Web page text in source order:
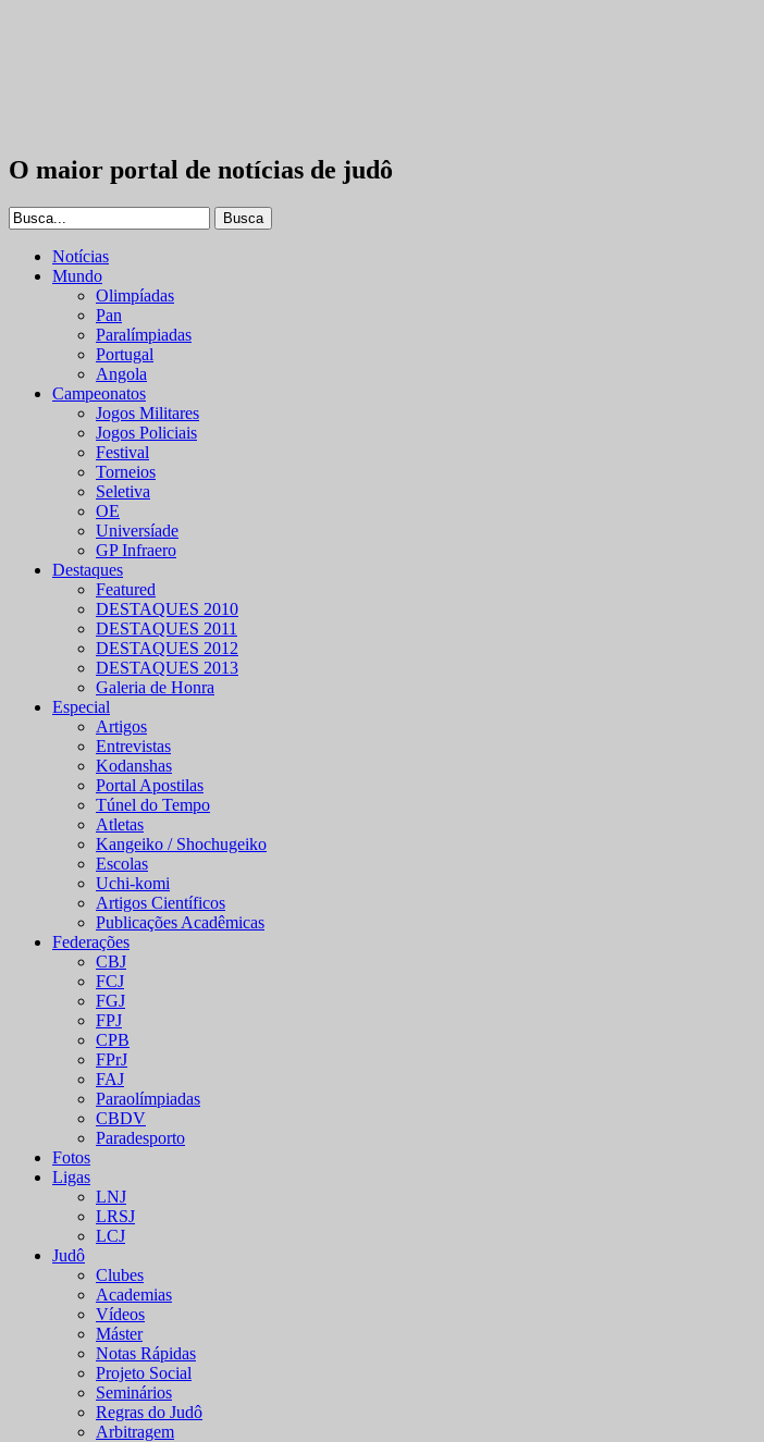
O maior portal de notícias de judô
Notícias
Mundo
Olimpíadas
Pan
Paralímpiadas
Portugal
Angola
Campeonatos
Jogos Militares
Jogos Policiais
Festival
Torneios
Seletiva
OE
Universíade
GP Infraero
Destaques
Featured
DESTAQUES 2010
DESTAQUES 2011
DESTAQUES 2012
DESTAQUES 2013
Galeria de Honra
Especial
Artigos
Entrevistas
Kodanshas
Portal Apostilas
Túnel do Tempo
Atletas
Kangeiko / Shochugeiko
Escolas
Uchi-komi
Artigos Científicos
Publicações Acadêmicas
Federações
CBJ
FCJ
FGJ
FPJ
CPB
FPrJ
FAJ
Paraolímpiadas
CBDV
Paradesporto
Fotos
Ligas
LNJ
LRSJ
LCJ
Judô
Clubes
Academias
Vídeos
Máster
Notas Rápidas
Projeto Social
Seminários
Regras do Judô
Arbitragem